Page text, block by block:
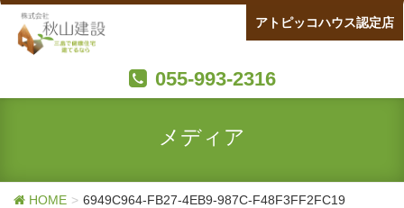
055-993-2316
アトピッコハウス認定店
メディア
HOME 6949C964-FB27-4EB9-987C-F48F3FF2FC19